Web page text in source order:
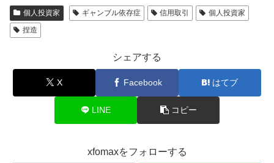
個人投資家 ギャンブル依存症 信用取引
個人投資家
捏造
シェアする
X Facebook はてブ
LINE コピー
xfomaxをフォローする